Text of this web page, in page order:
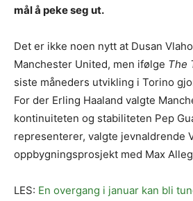
mål å peke seg ut.
Det er ikke noen nytt at Dusan
Manchester United, men ifølge The
siste måneders utvikling i Torino
For der Erling Haaland valgte
kontinuiteten og stabiliteten Pep
representerer, valgte jevnaldrende
oppbygningsprosjekt med Max
LES: En overgang i januar kan bli